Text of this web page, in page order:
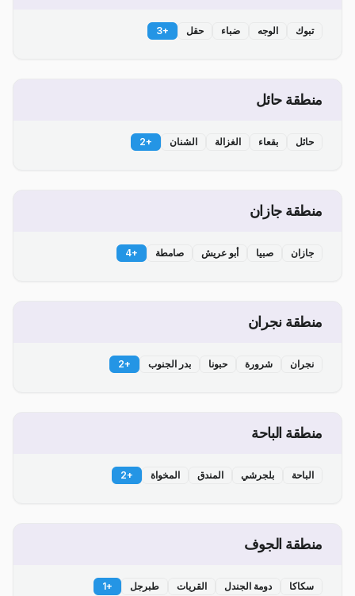
تبوك الوجه ضباء حقل +
3
منطقة حائل
حائل بقعاء الغزالة الشنان +
2
منطقة جازان
جازان صبيا أبو عريش صامطة +
4
منطقة نجران
نجران شرورة حبونا بدر الجنوب +
2
منطقة الباحة
الباحة بلجرشي المندق المخواة +
2
منطقة الجوف
سكاكا دومة الجندل القريات طبرجل +
1